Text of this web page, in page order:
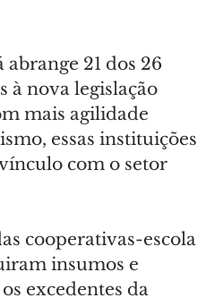
21 dos 26
à nova legislação
mais agilidade
essas instituições
com o setor
cooperativas-escola
insumos e
excedentes da